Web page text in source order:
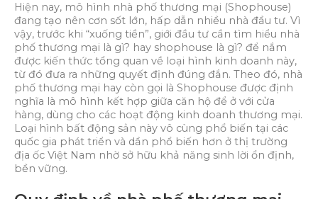
Hiện nay, mô hình nhà phố thương mại (Shophouse)
đang tạo nên cơn sốt lớn, hấp dẫn nhiều nhà đầu tư. Vì
vậy, trước khi “xuống tiền”, giới đầu tư cần tìm hiểu nhà
phố thương mại là gì? hay shophouse là gì? để nắm
được kiến thức tổng quan về loại hình kinh doanh này,
từ đó đưa ra những quyết định đúng đắn. Theo đó, nhà
phố thương mại hay còn gọi là Shophouse được định
nghĩa là mô hình kết hợp giữa căn hộ để ở với cửa
hàng, dùng cho các hoạt động kinh doanh thương mại.
Loại hình bất động sản này vô cùng phổ biến tại các
quốc gia phát triển và dần phổ biến hơn ở thị trường
địa ốc Việt Nam nhờ sở hữu khả năng sinh lời ổn định,
bền vững.